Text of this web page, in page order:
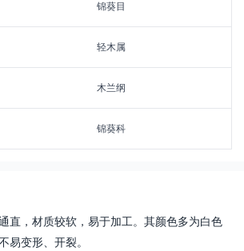
锦葵目
轻木属
木兰纲
锦葵科
直，材质较软，易于加工。其颜色多为白色
易变形、开裂。